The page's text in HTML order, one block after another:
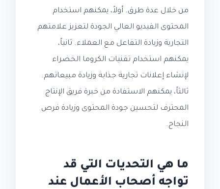
من خلال عدة طرق. أولاً، يمكنهم استخدام
المحتوى الفيديو العالي الجودة لتعزيز علامتهم
التجارية وزيادة التفاعل مع العملاء. ثانياً،
يمكنهم استخدام تقنيات الكروما الخضراء
لإنشاء إعلانات تجارية جذابة وزيادة مبيعاتهم.
ثالثاً، يمكنهم الاستفادة من خبرة فريق الإنتاج
المحترف لتحسين جودة المحتوى وزيادة فرص
النجاح.
ما هي التحديات التي قد
تواجه أصحاب الأعمال عند